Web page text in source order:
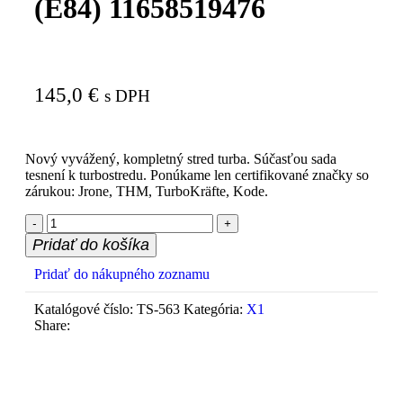
(E84) 11658519476
145,0 € s DPH
Nový vyvážený, kompletný stred turba. Súčasťou sada
tesnení k turbostredu. Ponúkame len certifikované značky so
zárukou: Jrone, THM, TurboKräfte, Kode.
Pridať do košíka
Pridať do nákupného zoznamu
Katalógové číslo: TS-563 Kategória: X1
Share: